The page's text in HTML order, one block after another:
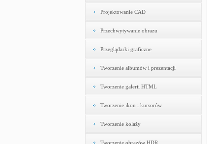
Projektowanie CAD
Przechwytywanie obrazu
Przeglądarki graficzne
Tworzenie albumów i prezentacji
Tworzenie galerii HTML
Tworzenie ikon i kursorów
Tworzenie kolaży
Tworzenie obrazów HDR